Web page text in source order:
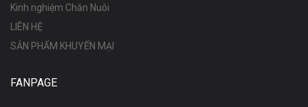
Kinh nghiệm Chăn Nuôi
LIÊN HỆ
SẢN PHẨM KHUYẾN MẠI
FANPAGE